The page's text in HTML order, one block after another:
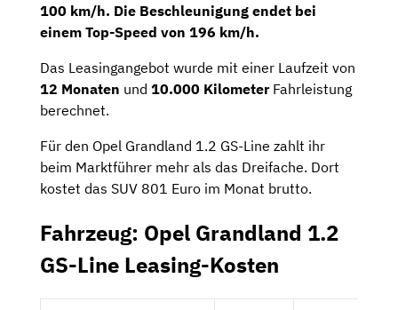
100 km/h. Die Beschleunigung endet bei
einem Top-Speed von 196 km/h.
Das Leasingangebot wurde mit einer Laufzeit von
12 Monaten und 10.000 KilometerFahrleistung
berechnet.
Für den Opel Grandland 1.2 GS-Line zahlt ihr
beim Marktführer mehr als das Dreifache. Dort
kostet das SUV 801 Euro im Monat brutto.
Fahrzeug: Opel Grandland 1.2
GS-Line Leasing-Kosten